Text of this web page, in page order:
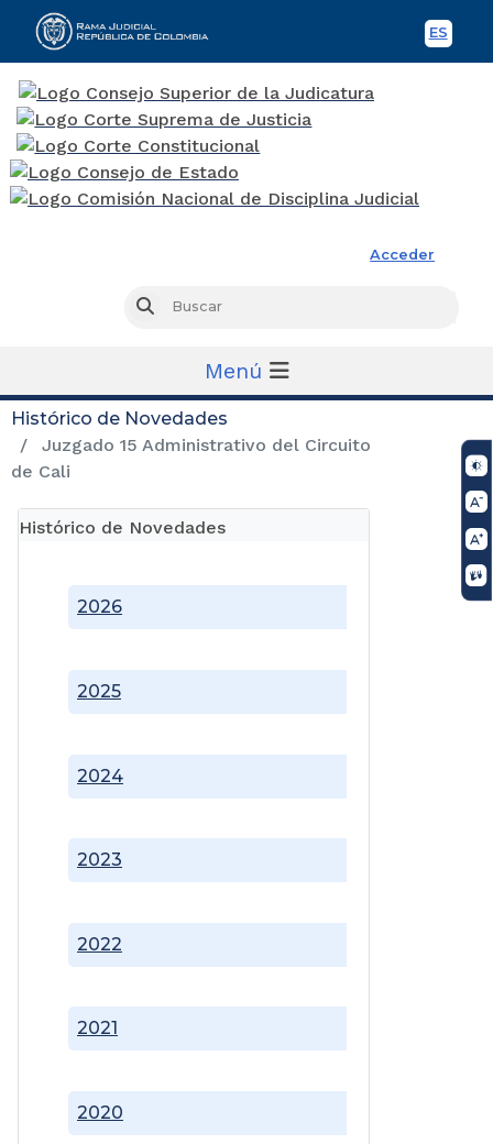
ES
Acceder
Buscar
Menú
Histórico de Novedades
Juzgado 15 Administrativo del Circuito
de Cali
Histórico de Novedades
2020
2021
2022
2023
2024
2025
2026